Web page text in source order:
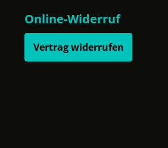
Online-Widerruf
Vertrag widerrufen